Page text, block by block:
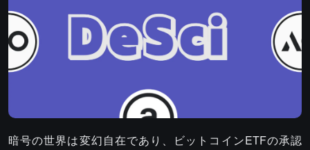
暗号の世界は変幻自在であり、ビットコインETFの承認